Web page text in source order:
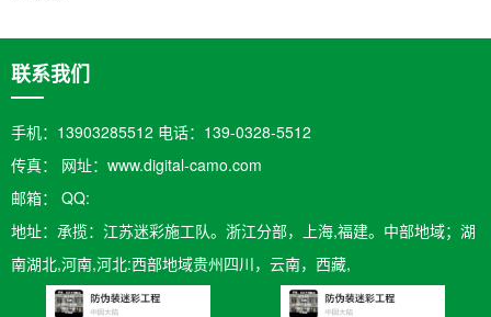
联系我们
手机：13903285512 电话：139-0328-5512
传真： 网址：www.digital-camo.com
邮箱：​ QQ:
地址：承揽：江苏迷彩施工队。浙江分部，上海,福建。中部地域；湖
南湖北,河南,河北:西部地域贵州四川，云南，西藏,